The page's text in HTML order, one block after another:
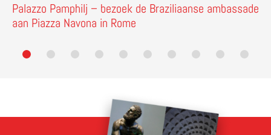
Palazzo Pamphilj – bezoek de Braziliaanse ambassade
aan Piazza Navona in Rome